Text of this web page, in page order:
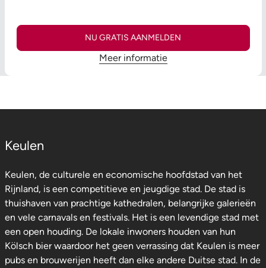
NU GRATIS AANMELDEN
Meer informatie
Keulen
Keulen, de culturele en economische hoofdstad van het
Rijnland, is een competitieve en jeugdige stad. De stad is
thuishaven van prachtige kathedralen, belangrijke galerieën
en vele carnavals en festivals. Het is een levendige stad met
een open houding. De lokale inwoners houden van hun
Kölsch bier waardoor het geen verrassing dat Keulen is meer
pubs en brouwerijen heeft dan elke andere Duitse stad. In de